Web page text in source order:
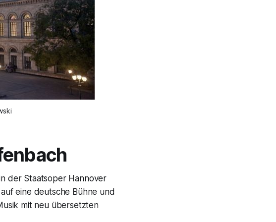
der Staatsoper Hannover
eine deutsche Bühne und
mit neu übersetzten